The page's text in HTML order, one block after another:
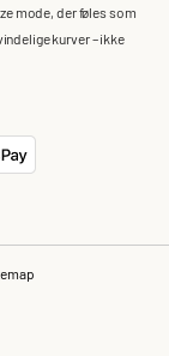
mode, der føles som
kurver – ikke